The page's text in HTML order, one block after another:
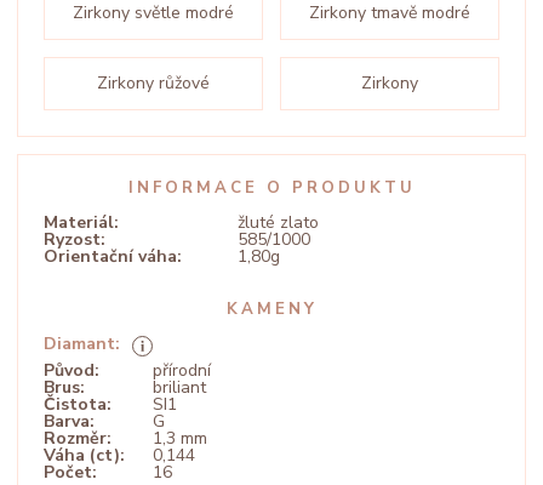
Zirkony světle modré Zirkony tmavě modré
Zirkony růžové Zirkony
INFORMACE O PRODUKTU
Materiál: žluté zlato
Ryzost: 585/1000
Orientační váha: 1,80g
KAMENY
Diamant:
Původ:
přírodní
Brus: briliant
Čistota: SI1
Barva: G
Rozměr: 1,3 mm
Váha (ct): 0,144
Počet: 16